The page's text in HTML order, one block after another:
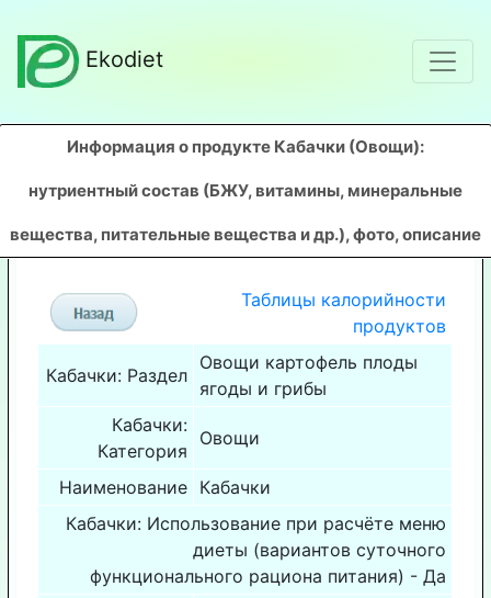
Ekodiet
Информация о продукте Кабачки (Овощи):
нутриентный состав (БЖУ, витамины, минеральные
вещества, питательные вещества и др.), фото, описание
Таблицы калорийности
продуктов
Кабачки: Раздел
Овощи картофель плоды
ягоды и грибы
Кабачки:
Категория
Овощи
Наименование Кабачки
Кабачки: Использование при расчёте меню
диеты (вариантов суточного
функционального рациона питания) - Да